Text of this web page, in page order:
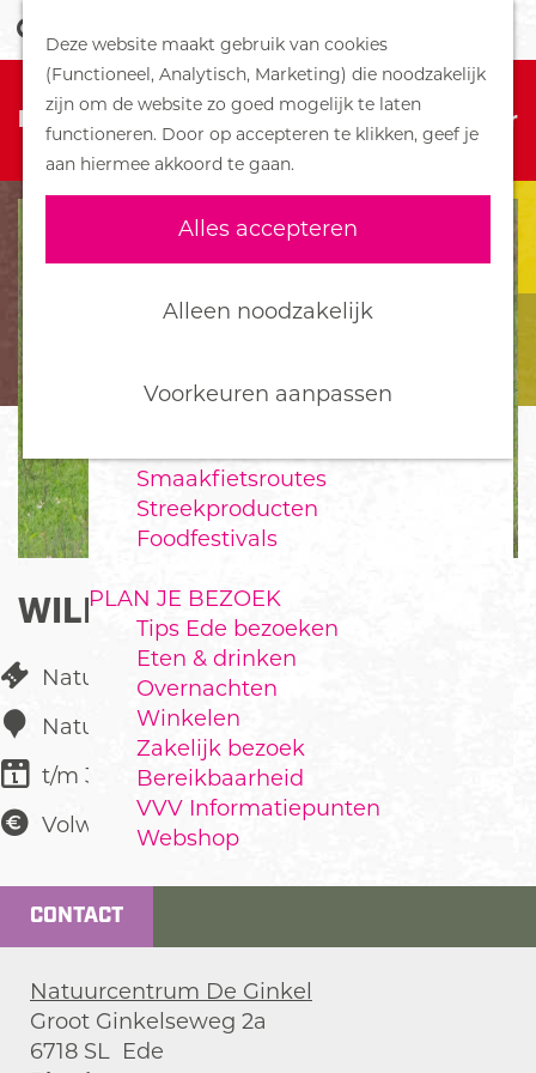
Deze website maakt gebruik van cookies
(Functioneel, Analytisch, Marketing) die noodzakelijk
zijn om de website zo goed mogelijk te laten
functioneren. Door op accepteren te klikken, geef je
aan hiermee akkoord te gaan.
Alles accepteren
Alleen noodzakelijk
Voorkeuren aanpassen
G
n
a
m
e
p
a
g
e
o
e
k
e
n
M
e
n
u
DORPEN
Bennekom
De Klomp
Deelen
Ederveen
Harskamp
Hoenderloo
Wekerom
Smaakfietsroutes
Streekproducten
Foodfestivals
PLAN JE BEZOEK
Tips Ede bezoeken
Eten & drinken
Overnachten
Winkelen
Zakelijk bezoek
Bereikbaarheid
VVV Informatiepunten
Webshop
Sorry, deze activiteit is niet meer
beschikbaar. Bekijk het
actuele aanbod
voor
de beschikbare opties.
WILDKANSELTOCHT
Natuur & Landschap
Natuurcentrum De Ginkel
t/m 31 juli
Volwassenen
€ 14,50
CONTACT
Natuurcentrum De Ginkel
Groot Ginkelseweg 2a
6718 SL Ede